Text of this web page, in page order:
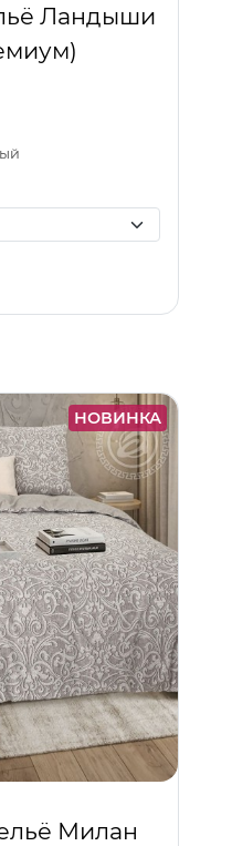
Ландыши
НОВИНКА
Милан